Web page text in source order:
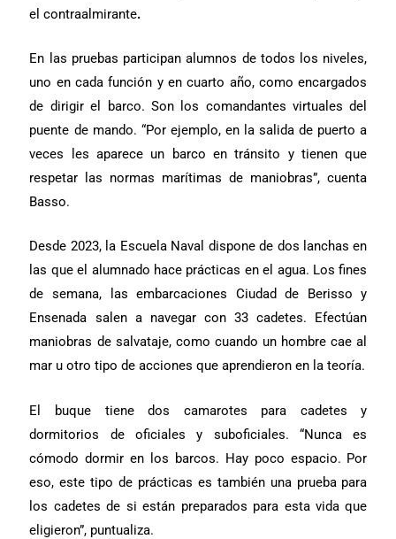
el contraalmirante.
En las pruebas participan alumnos de todos los niveles,
uno en cada función y en cuarto año, como encargados
de dirigir el barco. Son los comandantes virtuales del
puente de mando. “Por ejemplo, en la salida de puerto a
veces les aparece un barco en tránsito y tienen que
respetar las normas marítimas de maniobras”, cuenta
Basso.
Desde 2023, la Escuela Naval dispone de dos lanchas en
las que el alumnado hace prácticas en el agua. Los fines
de semana, las embarcaciones Ciudad de Berisso y
Ensenada salen a navegar con 33 cadetes. Efectúan
maniobras de salvataje, como cuando un hombre cae al
mar u otro tipo de acciones que aprendieron en la teoría.
El buque tiene dos camarotes para cadetes y
dormitorios de oficiales y suboficiales. “Nunca es
cómodo dormir en los barcos. Hay poco espacio. Por
eso, este tipo de prácticas es también una prueba para
los cadetes de si están preparados para esta vida que
eligieron”, puntualiza.